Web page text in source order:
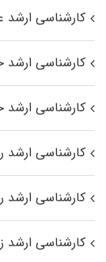
کارشناسی ارشد
کارشناسی ارشد
کارشناسی ارشد
کارشناسی ارشد
کارشناسی ارشد
کارشناسی ارشد